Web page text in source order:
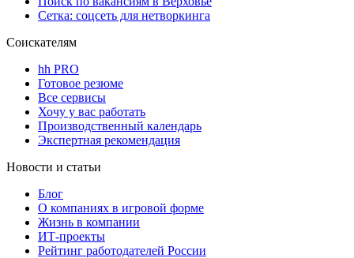
Сетка: соцсеть для нетворкинга
Соискателям
hh PRO
Готовое резюме
Все сервисы
Хочу у вас работать
Производственный календарь
Экспертная рекомендация
Новости и статьи
Блог
О компаниях в игровой форме
Жизнь в компании
ИТ-проекты
Рейтинг работодателей России